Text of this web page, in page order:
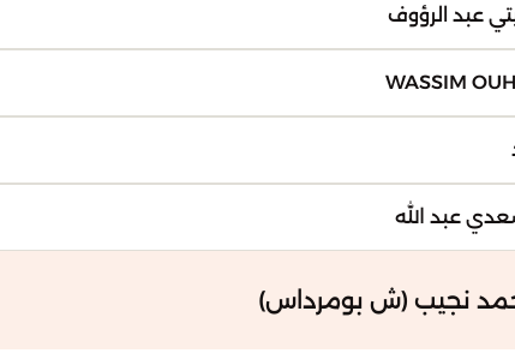
عبد الرؤوف
عبد الله
نجيب (ش بومرداس)